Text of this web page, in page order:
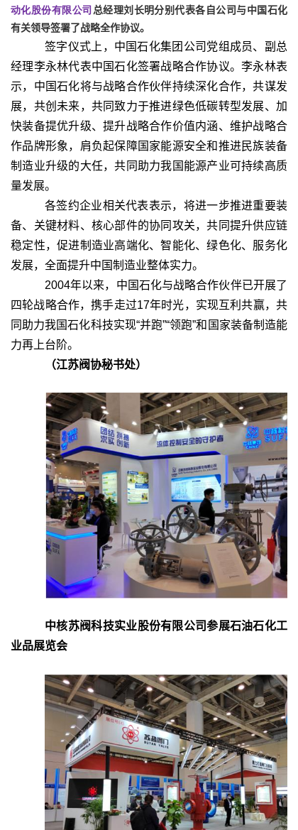
动化股份有限公司 总经理刘长明分别代表各自公司与中国石化
有关领导签署了战略全作协议。
签字仪式上， 中国石化集团公司党组成员、副总
经理李永林代表中国石化签署战略合作协议。李永林表
示，中国石化将与战略合作伙伴持续深化合作，共谋发
展，共创未来，共同致力于推进绿色低碳转型发展、加
快装备提优升级、提升战略合作价值内涵、维护战略合
作品牌形象，肩负起保障国家能源安全和推进民族装备
制造业升级的大任，共同助力我国能源产业可持续高质
量发展。
各签约企业相关代表表示，将进一步推进重要装
备、关键材料、核心部件的协同攻关，共同提升供应链
稳定性，促进制造业高端化、智能化、绿色化、服务化
发展，全面提升中国制造业整体实力。
2004年以来，中国石化与战略合作伙伴已开展了
四轮战略合作，携手走过17年时光，实现互利共赢，共
同助力我国石化科技实现“并跑”“领跑”和国家装备制造能
力再上台阶。
（江苏阀协秘书处）
中核苏阀科技实业股份有限公司参展石油石化工
业品展览会